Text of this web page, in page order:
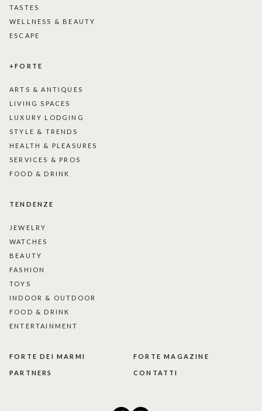
TASTES
WELLNESS & BEAUTY
ESCAPE
+FORTE
ARTS & ANTIQUES
LIVING SPACES
LUXURY LODGING
STYLE & TRENDS
HEALTH & PLEASURES
SERVICES & PROS
FOOD & DRINK
TENDENZE
JEWELRY
WATCHES
BEAUTY
FASHION
TOYS
INDOOR & OUTDOOR
FOOD & DRINK
ENTERTAINMENT
FORTE DEI MARMI FORTE MAGAZINE
PARTNERS CONTATTI